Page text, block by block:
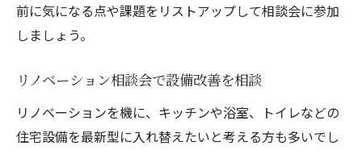
前に気になる点や課題をリストアップして相談会に参加
しましょう。
リノベーション相談会で設備改善を相談
リノベーションを機に、キッチンや浴室、トイレなどの
住宅設備を最新型に入れ替えたいと考える方も多いでし